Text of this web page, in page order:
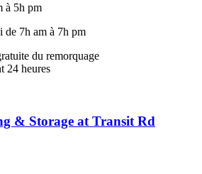
à 5h pm
de 7h am à 7h pm
du remorquage
24 heures
& Storage at Transit Rd